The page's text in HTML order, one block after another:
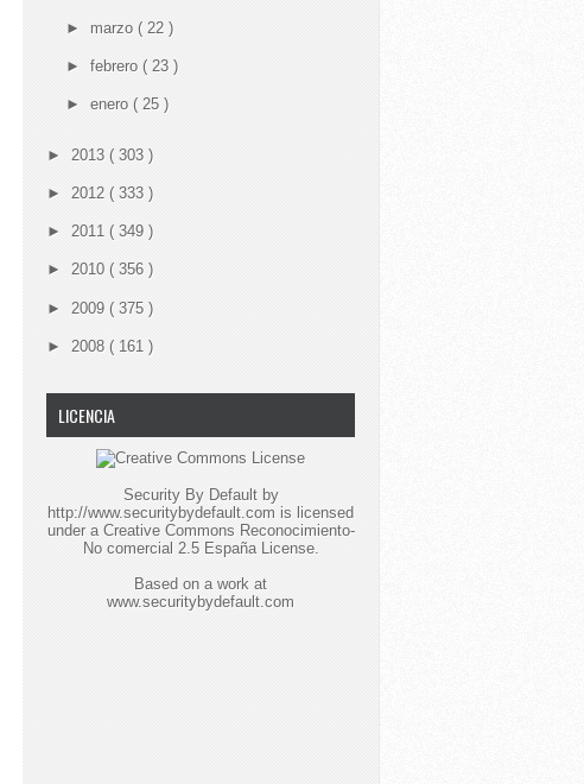
► marzo ( 22 )
► febrero ( 23 )
► enero ( 25 )
► 2013 ( 303 )
► 2012 ( 333 )
► 2011 ( 349 )
► 2010 ( 356 )
► 2009 ( 375 )
► 2008 ( 161 )
LICENCIA
Security By Defaultby
http://www.securitybydefault.com is licensed
under a Creative Commons Reconocimiento-
No comercial 2.5 España License.
Based on a work at
www.securitybydefault.com